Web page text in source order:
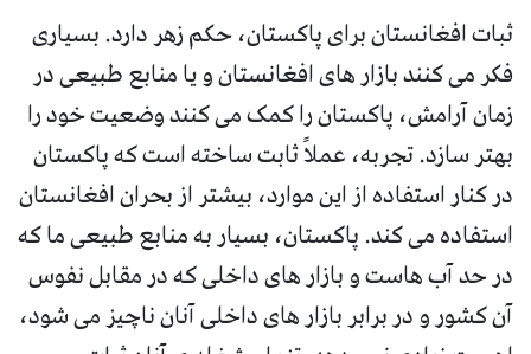
ثبات افغانستان برای پاکستان، حکم زهر دارد. بسیاری
فکر می کنند بازار های افغانستان و یا منابع طبیعی در
زمان آرامش، پاکستان را کمک می کنند وضعیت خود را
بهتر سازد. تجربه، عملاً ثابت ساخته است که پاکستان
در کنار استفاده از این موارد، بیشتر از بحران افغانستان
استفاده می کند. پاکستان، بسیار به منابع طبیعی ما که
در حد آب هاست و بازار های داخلی که در مقابل نفوس
آن کشور و در برابر بازار های داخلی آنان ناچیز می شود،